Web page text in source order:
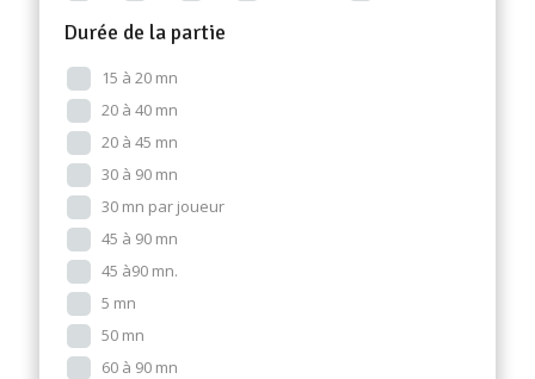
Durée de la partie
15 à 20 mn
20 à 40 mn
20 à 45 mn
30 à 90 mn
30 mn par joueur
45 à 90 mn
45 à90 mn.
5 mn
50 mn
60 à 90 mn